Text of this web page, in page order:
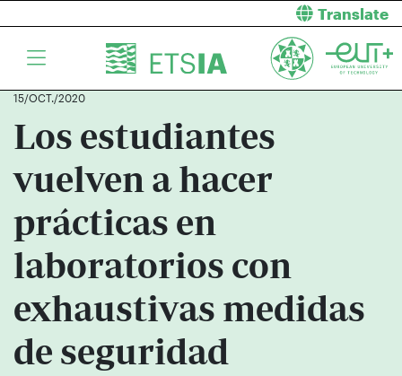
Translate
15/OCT./2020
Los estudiantes
vuelven a hacer
prácticas en
laboratorios con
exhaustivas medidas
de seguridad